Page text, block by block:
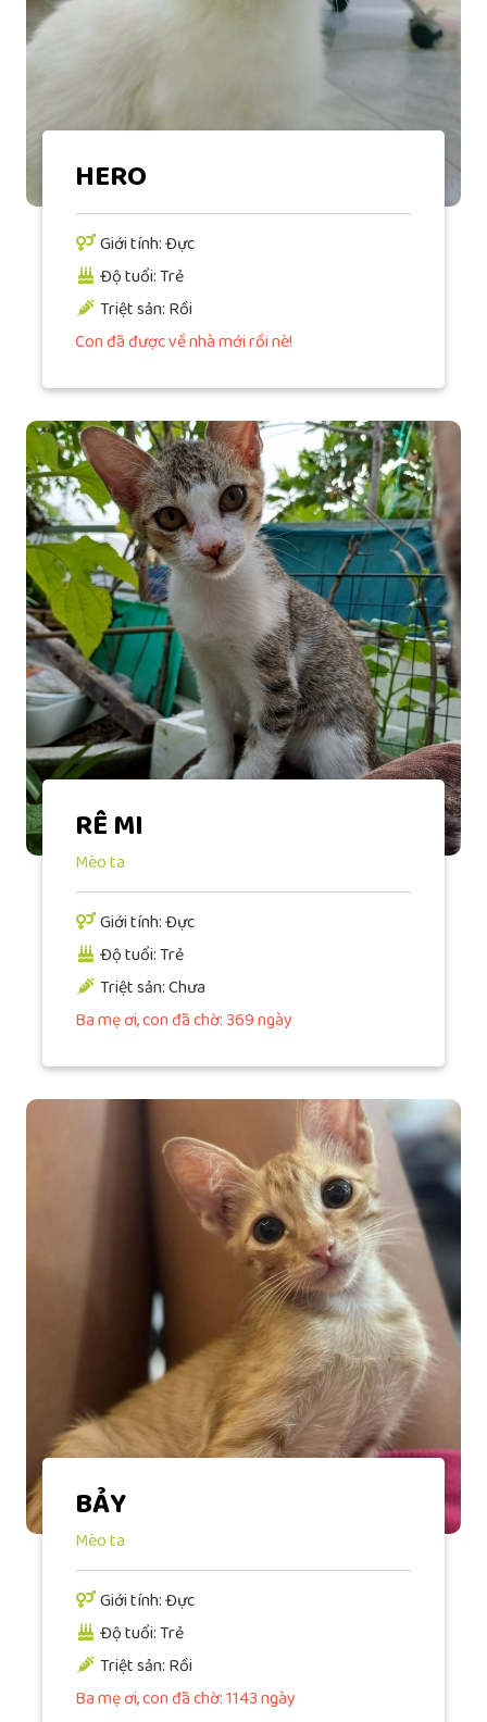
HERO
Giới tính: Đực
Độ tuổi: Trẻ
Triệt sản: Rồi
Con đã được về nhà mới rồi nè!
RÊ MI
Mèo ta
Giới tính: Đực
Độ tuổi: Trẻ
Triệt sản: Chưa
Ba mẹ ơi, con đã chờ: 369 ngày
BẢY
Mèo ta
Giới tính: Đực
Độ tuổi: Trẻ
Triệt sản: Rồi
Ba mẹ ơi, con đã chờ: 1143 ngày